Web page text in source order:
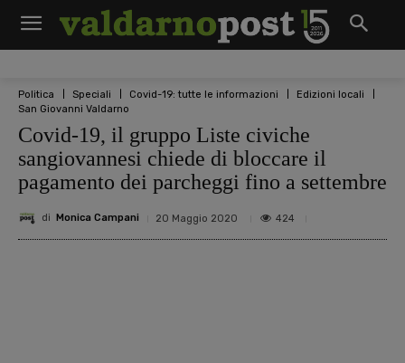
Politica Speciali Covid-19: tutte le informazioni
Edizioni locali
San Giovanni Valdarno
Covid-19, il gruppo Liste civiche
sangiovannesi chiede di bloccare il
pagamento dei parcheggi fino a settembre
di Monica Campani 20 Maggio 2020 424